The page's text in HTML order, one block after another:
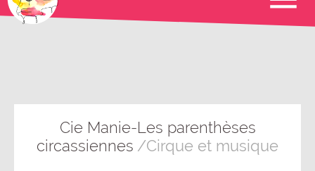
Cie Manie-Les parenthèses
circassiennes /Cirque et musique